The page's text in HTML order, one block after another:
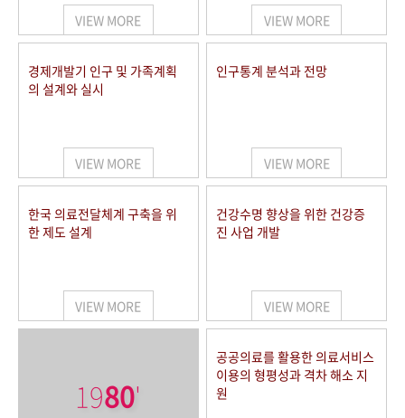
VIEW MORE VIEW MORE
경제개발기 인구 및 가족계획
의 설계와 실시
VIEW MORE
인구통계 분석과 전망
VIEW MORE
한국 의료전달체계 구축을 위
한 제도 설계
VIEW MORE
건강수명 향상을 위한 건강증
진 사업 개발
VIEW MORE
1980'
공공의료를 활용한 의료서비스
이용의 형평성과 격차 해소 지
원